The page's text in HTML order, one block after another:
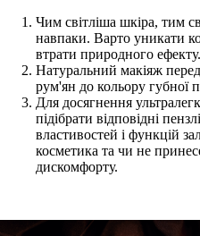
Чим світліша шкіра, тим
навпаки. Варто уникати
втрати природного ефекту.
Натуральний макіяж
рум'ян до кольору губної
Для досягнення
підібрати відповідні
властивостей і функцій
косметика та чи не
дискомфорту.